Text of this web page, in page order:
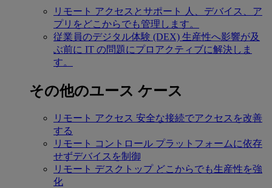
リモート アクセスとサポート
人、デバイス、ア
プリをどこからでも管理します。
従業員のデジタル体験 (DEX) 生産性へ影響が及
ぶ前に IT の問題にプロアクティブに解決しま
す。
その他のユース ケース
リモート アクセス 安全な接続でアクセスを改善
する
リモート コントロール プラットフォームに依存
せずデバイスを制御
リモート デスクトップ どこからでも生産性を強
化